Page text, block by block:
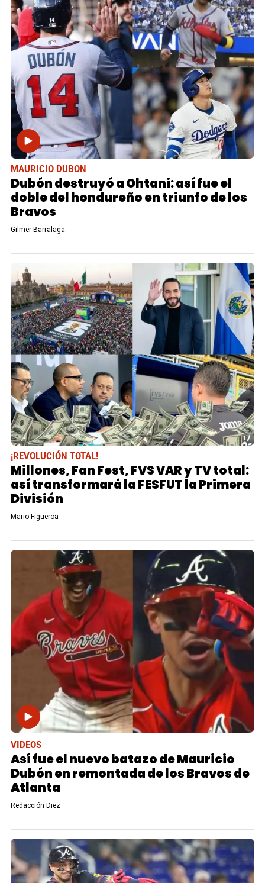
MAURICIO DUBON
Dubón destruyó a Ohtani: así fue el
doble del hondureño en triunfo de los
Bravos
Gilmer Barralaga
¡REVOLUCIÓN TOTAL!
Millones, Fan Fest, FVS VAR y TV total:
así transformará la FESFUT la Primera
División
Mario Figueroa
VIDEOS
Así fue el nuevo batazo de Mauricio
Dubón en remontada de los Bravos de
Atlanta
Redacción Diez